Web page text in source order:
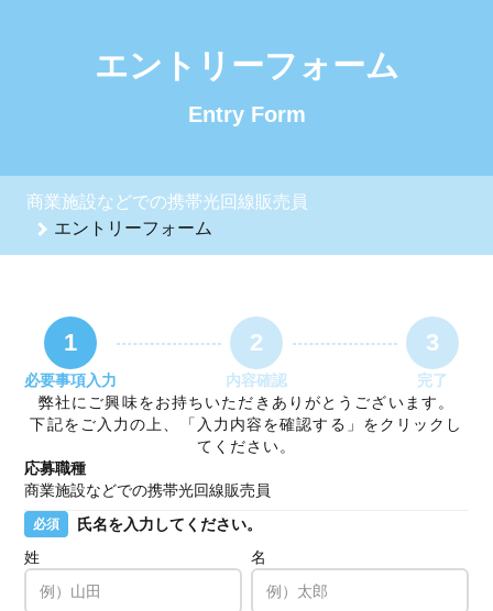
エントリーフォーム
Entry Form
商業施設などでの携帯光回線販売員
エントリーフォーム
1
必要事項入力
2
内容確認
3
完了
弊社にご興味をお持ちいただきありがとうございます。
下記をご入力の上、「入力内容を確認する」をクリックし
てください。
応募職種
商業施設などでの携帯光回線販売員
必須
氏名を入力してください。
姓
名